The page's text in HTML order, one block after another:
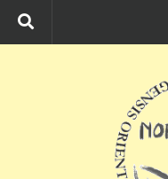
Ga naar de inhoud